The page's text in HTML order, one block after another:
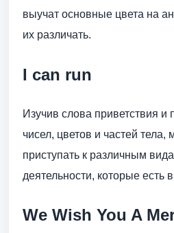
выучат основные цвета на
их различать.
I can run
Изучив слова приветствия
чисел, цветов и частей
приступать к различным
деятельности, которые есть
We Wish You A